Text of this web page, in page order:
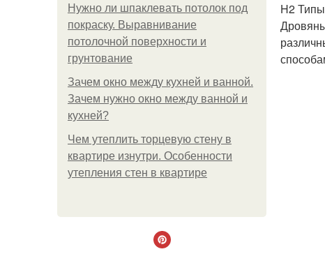
Нужно ли шпаклевать потолок под
покраску. Выравнивание
потолочной поверхности и
грунтование
Зачем окно между кухней и ванной.
Зачем нужно окно между ванной и
кухней?
Чем утеплить торцевую стену в
квартире изнутри. Особенности
утепления стен в квартире
H2